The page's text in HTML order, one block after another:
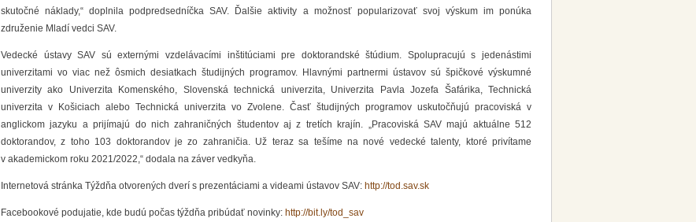
skutočné náklady,“ doplnila podpredsedníčka SAV. Ďalšie aktivity a možnosť popularizovať svoj výskum im ponúka
združenie Mladí vedci SAV.
Vedecké ústavy SAV sú externými vzdelávacími inštitúciami pre doktorandské štúdium. Spolupracujú s jedenástimi
univerzitami vo viac než ôsmich desiatkach študijných programov. Hlavnými partnermi ústavov sú špičkové výskumné
univerzity ako Univerzita Komenského, Slovenská technická univerzita, Univerzita Pavla Jozefa Šafárika, Technická
univerzita v Košiciach alebo Technická univerzita vo Zvolene. Časť študijných programov uskutočňujú pracoviská v
anglickom jazyku a prijímajú do nich zahraničných študentov aj z tretích krajín. „Pracoviská SAVmajú aktuálne 512
doktorandov, z toho 103 doktorandov je zo zahraničia. Už teraz sa tešíme na nové vedecké talenty, ktoré privítame
v akademickom roku 2021/2022,“ dodala na záver vedkyňa.
Internetová stránka Týždňa otvorených dverí s prezentáciami a videami ústavov SAV: http://tod.sav.sk
Facebookové podujatie, kde budú počas týždňa pribúdať novinky: http://bit.ly/tod_sav